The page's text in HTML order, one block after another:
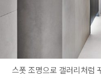
스폿 조명으로 갤러리처럼